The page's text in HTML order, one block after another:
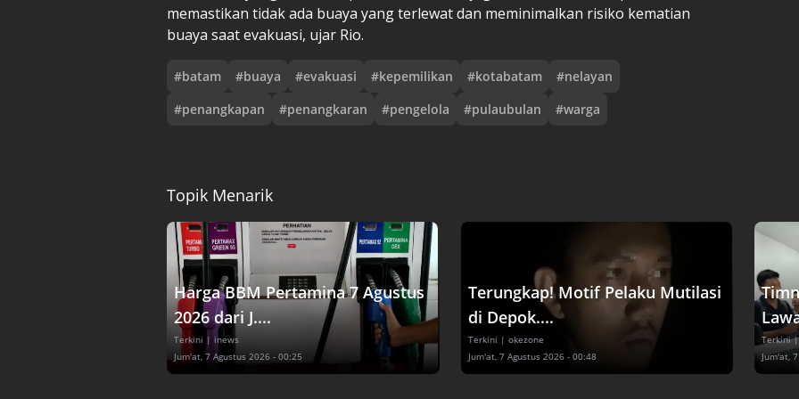
memastikan tidak ada buaya yang terlewat dan meminimalkan risiko kematian
buaya saat evakuasi, ujar Rio.
#batam #buaya #evakuasi #kepemilikan #kotabatam #nelayan
#penangkapan #penangkaran #pengelola #pulaubulan #warga
Topik Menarik
Harga BBM Pertamina 7 Agustus
2026 dari J....
Terkini | inews
Jum'at, 7 Agustus 2026 - 00:25
Terungkap! Motif Pelaku Mutilasi
di Depok....
Terkini | okezone
Jum'at, 7 Agustus 2026 - 00:48
Terkini |
Jum'at,